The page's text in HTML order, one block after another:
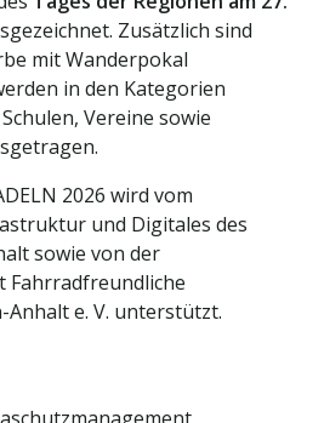
Zusätzlich sind
mit Wanderpokal
in den Kategorien
Vereine sowie
2026 wird vom
und Digitales des
sowie von der
Fahrradfreundliche
Anhalt e. V. unterstützt.